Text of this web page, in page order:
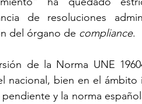
de resoluciones
del órgano de compliance.
de la Norma UNE
nacional, bien en el
y la norma